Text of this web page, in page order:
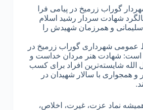
گوراب زرمیخ در پیامی فرا
شهادت سردار رشید اسلام
و همرزمان شهیدش را
عمومی شهرداری گوراب زرمیخ در
است: شهادت هنر مردان خداست و
شایسته‌ترین افراد برای کسب
و همجواری با سالار شهیدان در
نماد عزت، غیرت، اخلاص،